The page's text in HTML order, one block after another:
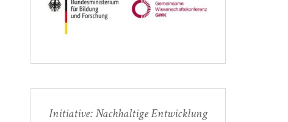
Initiative: Nachhaltige Entwicklung